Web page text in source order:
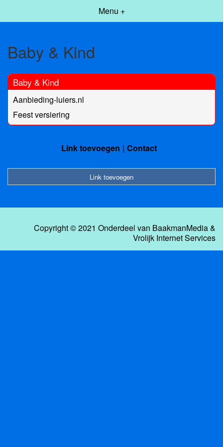
Menu +
Baby & Kind
Baby & Kind
Aanbieding-luiers.nl
Feest versiering
Link toevoegen Contact
Link toevoegen
Copyright © 2021 Onderdeel van BaakmanMedia&
Vrolijk Internet Services